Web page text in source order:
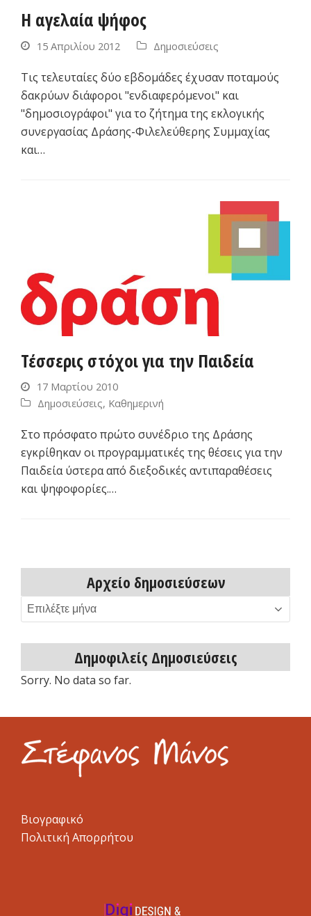
Η αγελαία ψήφος
15 Απριλίου 2012 Δημοσιεύσεις
Τις τελευταίες δύο εβδομάδες έχυσαν ποταμούς
δακρύων διάφοροι "ενδιαφερόμενοι" και
"δημοσιογράφοι" για το ζήτημα της εκλογικής
συνεργασίας Δράσης-Φιλελεύθερης Συμμαχίας
και…
Τέσσερις στόχοι για την Παιδεία
17 Μαρτίου 2010
Δημοσιεύσεις, Καθημερινή
Στο πρόσφατο πρώτο συνέδριο της Δράσης
εγκρίθηκαν οι προγραμματικές της θέσεις για την
Παιδεία ύστερα από διεξοδικές αντιπαραθέσεις
και ψηφοφορίες.…
Αρχείο δημοσιεύσεων
Αρχείο
δημοσιεύσεων
Δημοφιλείς Δημοσιεύσεις
Sorry. No data so far.
Βιογραφικό
Πολιτική Απορρήτου